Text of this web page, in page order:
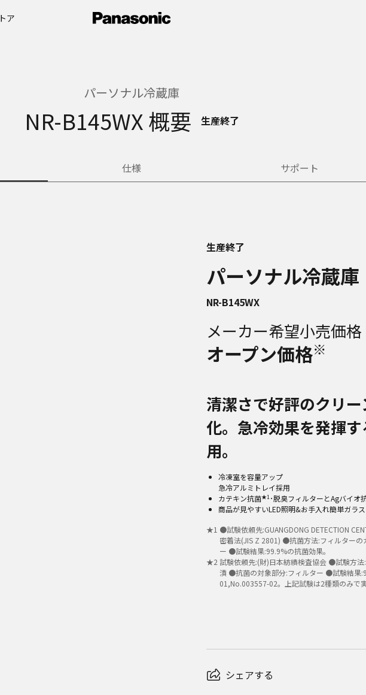
ア
パーソナル冷蔵庫
NR-B145WX 概要 生産終了
仕様 サポート
生産終了
パーソナル冷蔵庫
NR-B145WX
メーカー希望小売価格
オープン価格※
清潔さで好評のクリ
化。急冷効果を発揮
用。
冷凍室を容量アップ
急冷アルミトレイ採用
カテキン抗菌★1 ･脱臭フィルターとAgバイオ
商品が見やすいLED照明&お手入れ簡単ガラ
★1 ●試験依頼先:GUANGDONG DETECTION
密着法(JIS Z 2801) ●抗菌方法:フィルター
ー ●試験結果:99.9%の抗菌効果。
★2 試験依頼先:(財)日本紡績検査協会 ●試験方
漬 ●抗菌の対象部分:フィルター ●試験結果
01,No.003557-02。上記試験は2種類のみで実
シェアする